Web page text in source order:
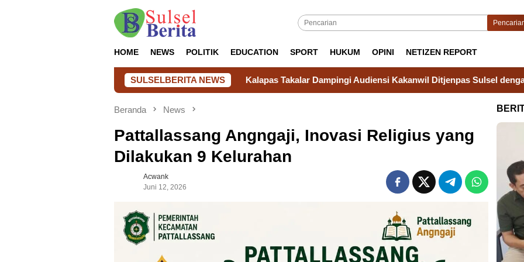
HOME NEWS POLITIK EDUCATION SPORT HUKUM OPINI NETIZEN REPORT
SULSELBERITA NEWS
Kalapas Takalar Dampingi Audiensi Kakanwil Ditjenpas Sulsel dengan Gubernur Sulsel, Bahas
Beranda News
Pattallassang Angngaji, Inovasi Religius yang
Dilakukan 9 Kelurahan
Acwank
Juni 12, 2026